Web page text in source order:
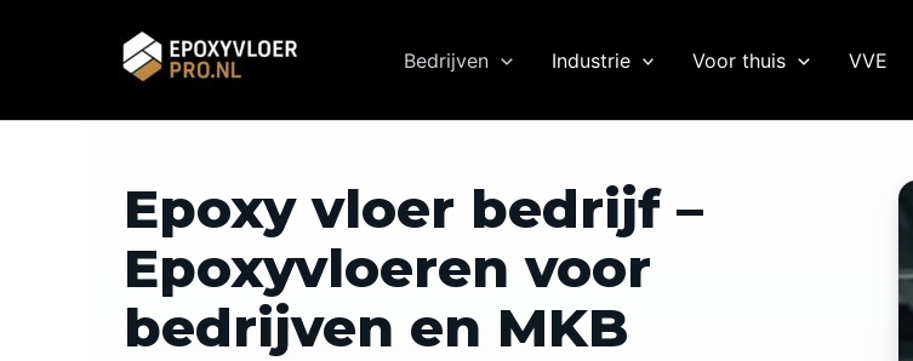
Bedrijven Industrie Voor thuis VVE
Epoxy vloer bedrijf –
Epoxyvloeren voor
bedrijven en MKB